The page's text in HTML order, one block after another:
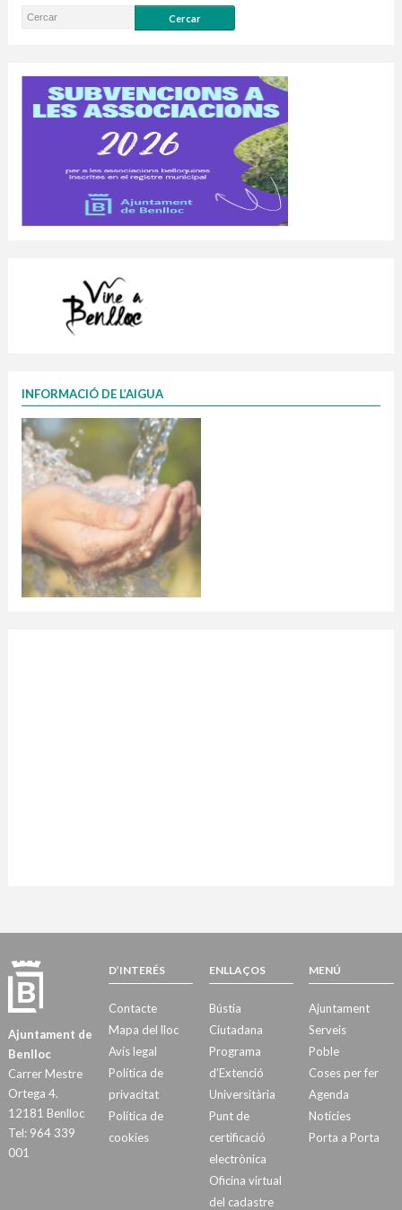
INFORMACIÓ DE L’AIGUA
Ajuntament de
Benlloc
Carrer Mestre
Ortega 4.
12181 Benlloc
Tel: 964 339
001
D’INTERÉS
Contacte
Mapa del lloc
Avís legal
Política de
privacitat
Política de
cookies
ENLLAÇOS
Bústia
Ciutadana
Programa
d’Extenció
Universitària
Punt de
certificació
electrònica
Oficina virtual
del cadastre
MENÚ
Ajuntament
Serveis
Poble
Coses per fer
Agenda
Notícies
Porta a Porta